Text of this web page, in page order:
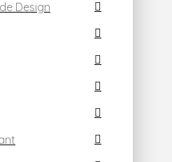
Design